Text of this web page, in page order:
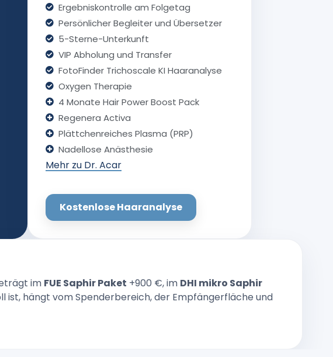
Ergebniskontrolle am Folgetag
Persönlicher Begleiter und Übersetzer
5-Sterne-Unterkunft
VIP Abholung und Transfer
FotoFinder Trichoscale KI Haaranalyse
Oxygen Therapie
4 Monate Hair Power Boost Pack
Regenera Activa
Plättchenreiches Plasma (PRP)
Nadellose Anästhesie
Mehr zu Dr. Acar
Kostenlose Haaranalyse
im FUE Saphir Paket +900 €, im DHI mikro Saphir
ist, hängt vom Spenderbereich, der Empfängerfläche und